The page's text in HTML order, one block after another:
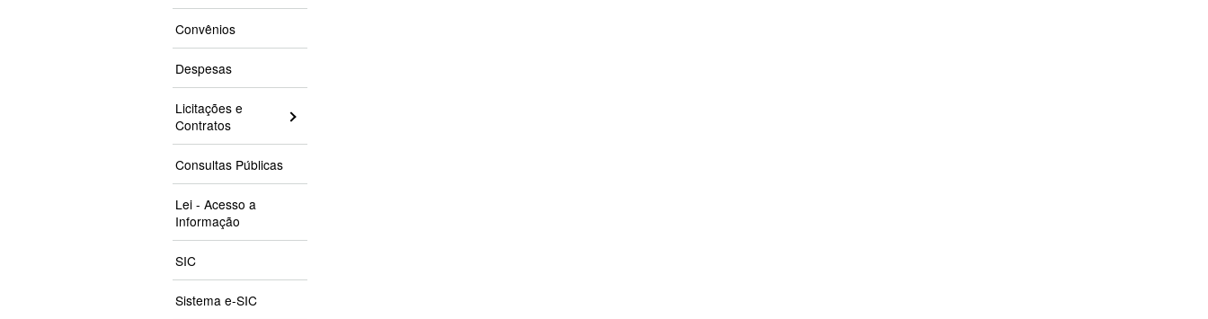
Convênios
Despesas
Licitações e
Contratos
Consultas Públicas
Lei - Acesso a
Informação
SIC
Sistema e-SIC